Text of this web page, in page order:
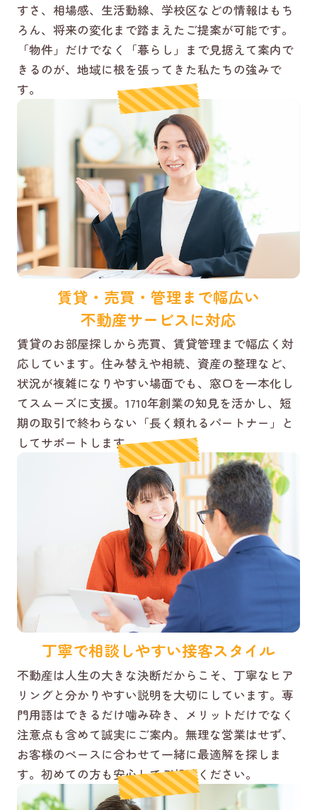
すさ、相場感、生活動線、学校区などの情報はもち
ろん、将来の変化まで踏まえたご提案が可能です。
「物件」だけでなく「暮らし」まで見据えて案内で
きるのが、地域に根を張ってきた私たちの強みで
す。
賃貸・売買・管理まで幅広い
不動産サービスに対応
賃貸のお部屋探しから売買、賃貸管理まで幅広く対
応しています。住み替えや相続、資産の整理など、
状況が複雑になりやすい場面でも、窓口を一本化し
てスムーズに支援。1710年創業の知見を活かし、短
期の取引で終わらない「長く頼れるパートナー」と
してサポートします。
丁寧で相談しやすい接客スタイル
不動産は人生の大きな決断だからこそ、丁寧なヒア
リングと分かりやすい説明を大切にしています。専
門用語はできるだけ噛み砕き、メリットだけでなく
注意点も含めて誠実にご案内。無理な営業はせず、
お客様のペースに合わせて一緒に最適解を探しま
す。初めての方も安心してご相談ください。